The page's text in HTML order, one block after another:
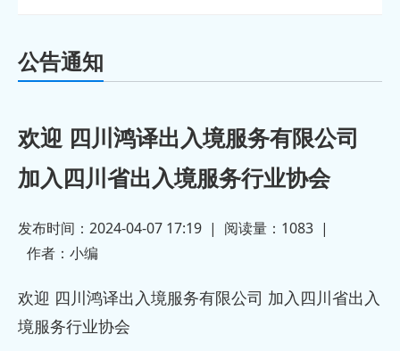
公司加入
· 欢迎成都英联瑞钰贸易有限公司加入
四川省出 2023-12-13
· 欢迎四川日升月恒出入境服务有限公
司加入四 2023-12-13
· 欢迎四川美程睿途国际教育咨询有限
公司加入 2023-12-13
公告通知
欢迎 四川鸿译出入境服务有限公司
加入四川省出入境服务行业协会
发布时间：2024-04-07 17:19 | 阅读量： 1083 |
作者： 小编
欢迎 四川鸿译出入境服务有限公司 加入四川省出入
境服务行业协会